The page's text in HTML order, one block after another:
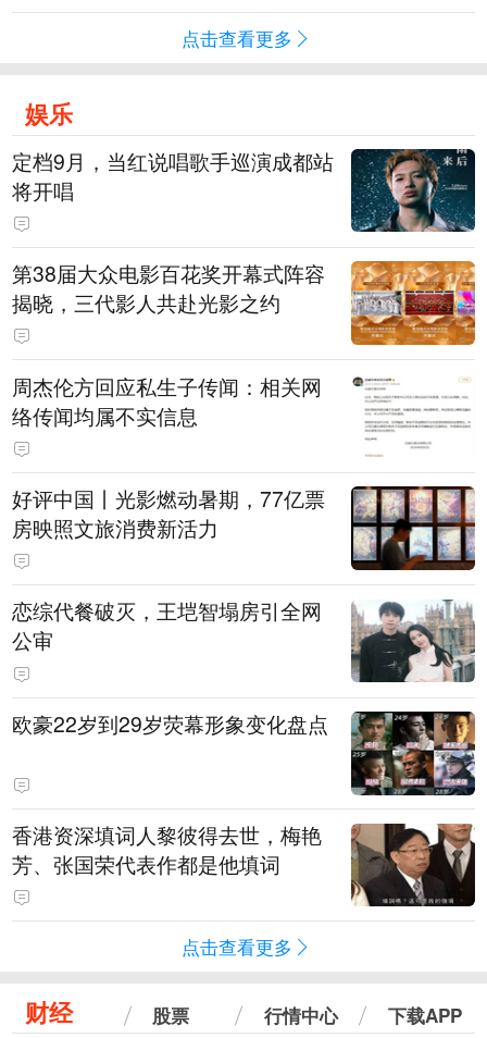
点击查看更多
娱乐
定档9月，当红说唱歌手巡演成都站
将开唱
第38届大众电影百花奖开幕式阵容
揭晓，三代影人共赴光影之约
周杰伦方回应私生子传闻：相关网
络传闻均属不实信息
好评中国丨光影燃动暑期，77亿票
房映照文旅消费新活力
恋综代餐破灭，王垲智塌房引全网
公审
欧豪22岁到29岁荧幕形象变化盘点
香港资深填词人黎彼得去世，梅艳
芳、张国荣代表作都是他填词
点击查看更多
财经 股票 行情中心 下载APP